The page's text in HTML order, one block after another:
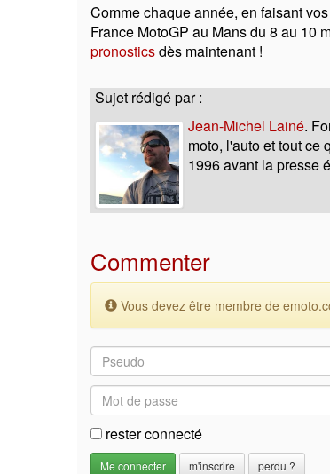
Comme chaque année, en faisant
France MotoGP au Mans du 8 au 10
pronosticsdès maintenant !
Sujet rédigé par :
Jean-Michel Lainé.
moto, l'auto et tout ce
1996 avant la presse
Commenter
Vous devez être membre de
rester connecté
m'inscrire perdu ?